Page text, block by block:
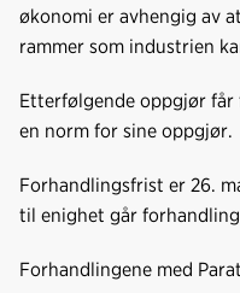
økonomi er avhengig av
rammer som industrien
Etterfølgende oppgjør
en norm for sine oppgjør.
Forhandlingsfrist er 26.
til enighet går
Forhandlingene med